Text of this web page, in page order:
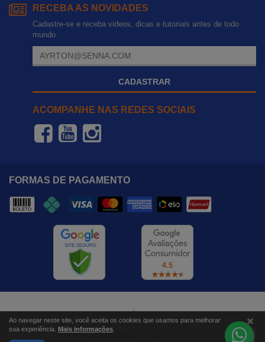
RECEBA AS NOVIDADES
Cadastre-se e receba videos, dicas e tutoriais antes de todo
mundo.
CADASTRAR
ACOMPANHE NAS REDES SOCIAIS
FORMAS DE PAGAMENTO
37 - Rua Paraibuna, nº 640, Jardim São Dimas - São José dos Campos, SP
Ao navegar neste site, você aceita os cookies que usamos para melhorar
sua experiência. Mais informações